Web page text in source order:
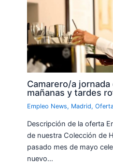
Camarero/a
mañanas y tardes
Empleo News, Madrid,
Descripción de la oferta
de nuestra Colección de
pasado mes de mayo
nuevo…